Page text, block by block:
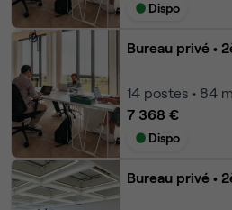
Dispo
Bureau privé •
14 postes • 84
7 368 €
Dispo
Bureau privé •